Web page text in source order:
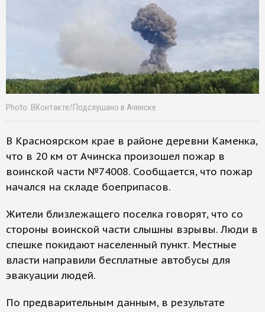
Photo: ВКонтакте/Подслушано в Ачинске
В Красноярском крае в районе деревни Каменка,
что в 20 км от Ачинска произошел пожар в
воинской части №74008. Сообщается, что пожар
начался на складе боеприпасов.
Жители близлежащего поселка говорят, что со
стороны воинской части слышны взрывы. Люди в
спешке покидают населенный пункт. Местные
власти направили бесплатные автобусы для
эвакуации людей.
По предварительным данным, в результате